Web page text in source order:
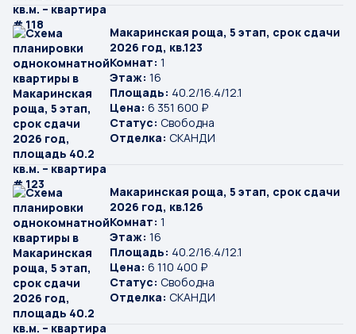
Макаринская роща, 5 этап, срок сдачи
2026 год, кв.123
Комнат: 1
Этаж: 16
Площадь: 40.2/16.4/12.1
Цена: 6 351 600 ₽
Статус: Свободна
Отделка: СКАНДИ
Макаринская роща, 5 этап, срок сдачи
2026 год, кв.126
Комнат: 1
Этаж: 16
Площадь: 40.2/16.4/12.1
Цена: 6 110 400 ₽
Статус: Свободна
Отделка: СКАНДИ